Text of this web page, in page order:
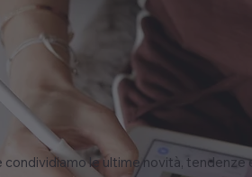
le ultime novità, tendenze